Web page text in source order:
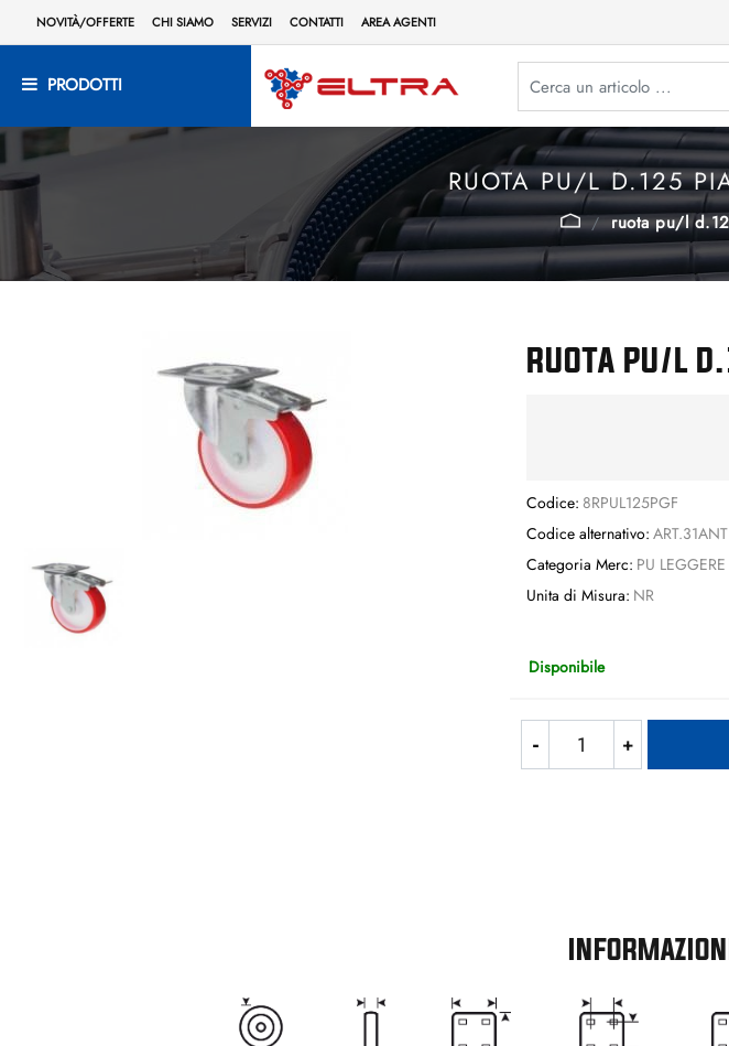
NOVITÀ/OFFERTE CHI SIAMO SERVIZI CONTATTI AREA AGENTI
PRODOTTI
RUOTA PU/L D.125
ruota pu/l
RUOTA PU/L
Codice: 8RPUL125PGF
Codice alternativo:
Categoria Merc: PU LEGGERE
Unita di Misura: NR
Disponibile